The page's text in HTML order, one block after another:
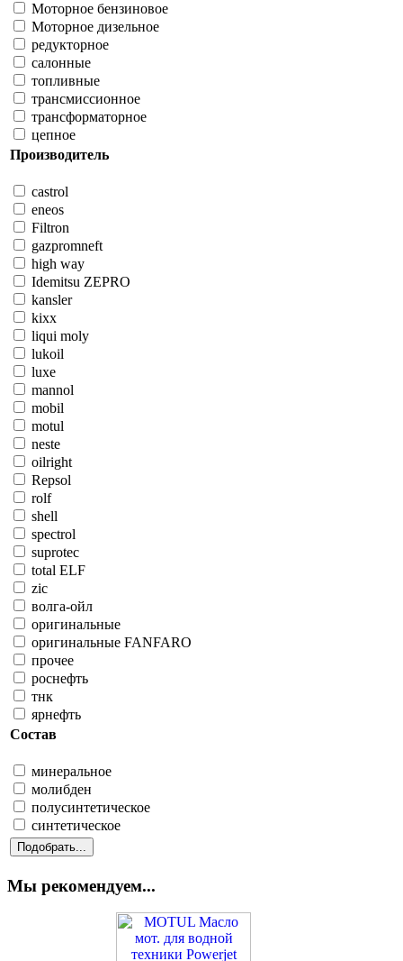
Моторное бензиновое
Моторное дизельное
редукторное
салонные
топливные
трансмиссионное
трансформаторное
цепное
Производитель
castrol
eneos
Filtron
gazpromneft
high way
Idemitsu ZEPRO
kansler
kixx
liqui moly
lukoil
luxe
mannol
mobil
motul
neste
oilright
Repsol
rolf
shell
spectrol
suprotec
total ELF
zic
волга-ойл
оригинальные
оригинальные FANFARO
прочее
роснефть
тнк
ярнефть
Состав
минеральное
молибден
полусинтетическое
синтетическое
Мы рекомендуем...